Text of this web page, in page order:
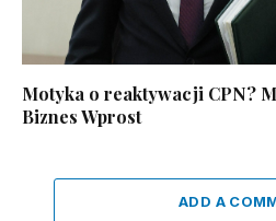
Motyka o reaktywacji CPN?
Biznes Wprost
ADD A